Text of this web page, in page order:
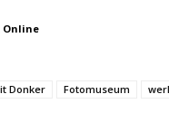
Online
Donker Fotomuseum